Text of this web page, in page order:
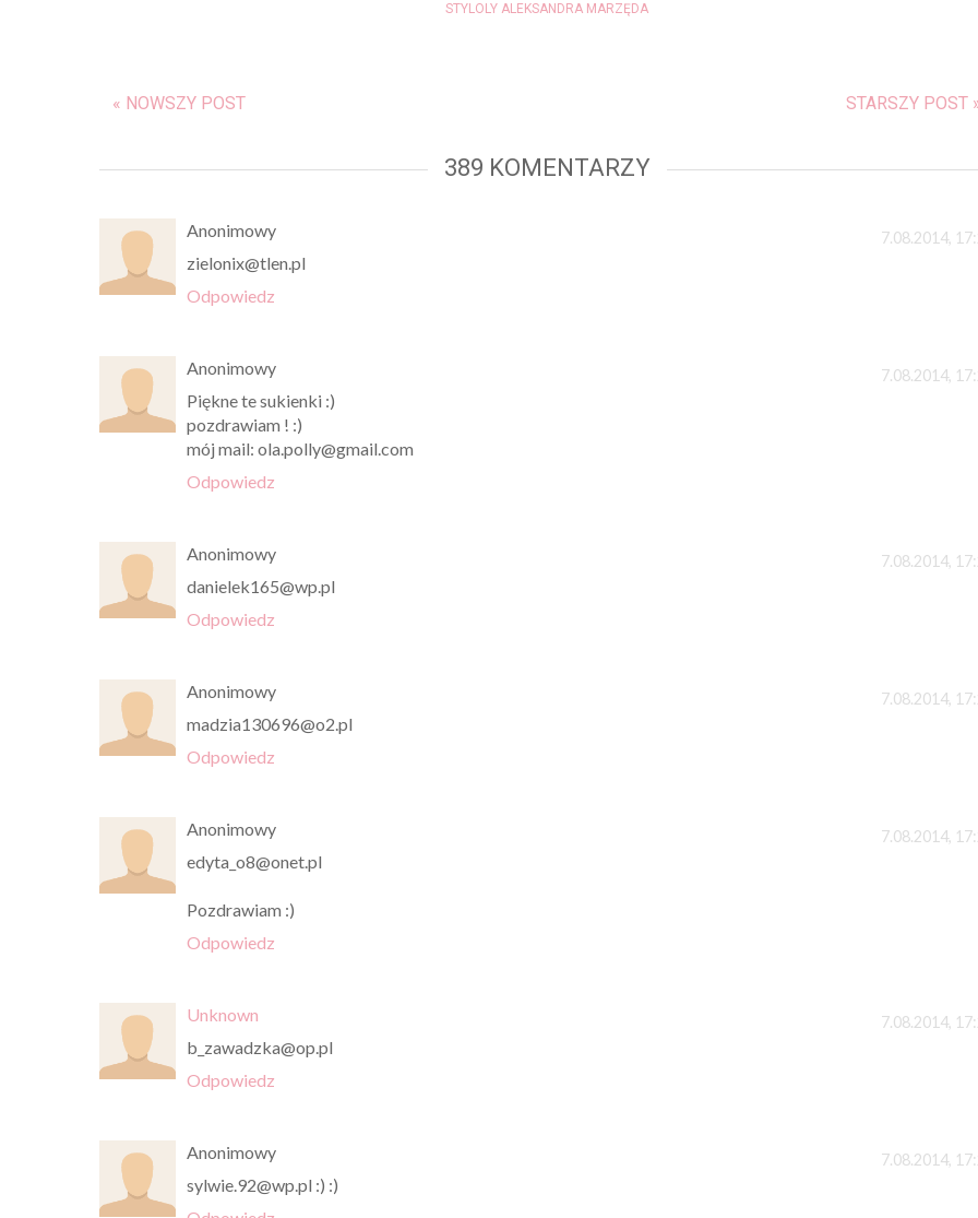
STYLOLY ALEKSANDRA MARZĘDA
« NOWSZY POST STARSZY POST
389 KOMENTARZY
Anonimowy 7.08.2014,
zielonix@tlen.pl
Odpowiedz
Anonimowy 7.08.2014,
Piękne te sukienki :)
pozdrawiam ! :)
mój mail: ola.polly@gmail.com
Odpowiedz
Anonimowy 7.08.2014,
danielek165@wp.pl
Odpowiedz
Anonimowy 7.08.2014,
madzia130696@o2.pl
Odpowiedz
Anonimowy 7.08.2014,
edyta_o8@onet.pl
Pozdrawiam :)
Odpowiedz
Unknown 7.08.2014,
b_zawadzka@op.pl
Odpowiedz
Anonimowy 7.08.2014,
sylwie.92@wp.pl :) :)